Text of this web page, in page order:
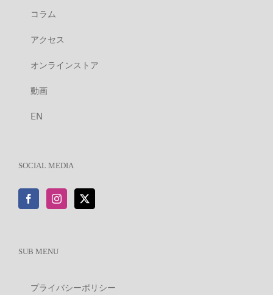
コラム
アクセス
オンラインストア
動画
EN
SOCIAL MEDIA
SUB MENU
プライバシーポリシー